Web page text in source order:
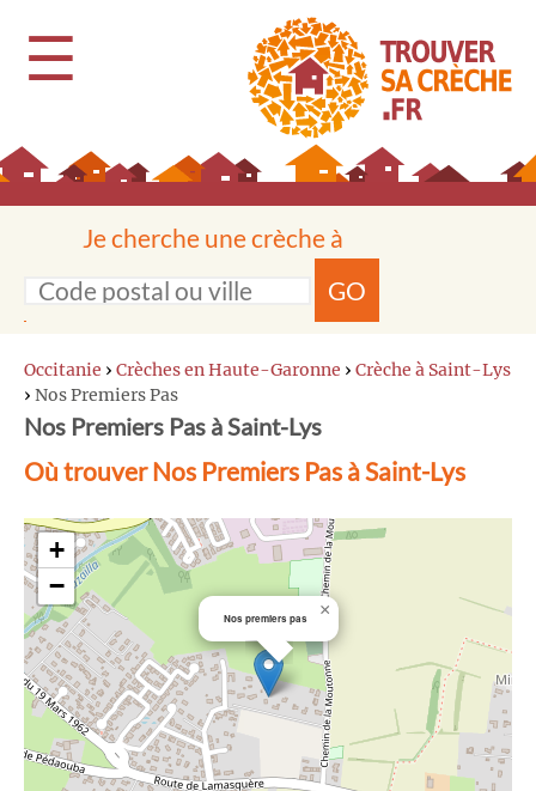
☰
Je cherche une crèche à
GO
Occitanie › Crèches en Haute-Garonne › Crèche à Saint-Lys
› Nos Premiers Pas
Nos Premiers Pas à Saint-Lys
Où trouver Nos Premiers Pas à Saint-Lys
Nos premiers pas ×
+
−